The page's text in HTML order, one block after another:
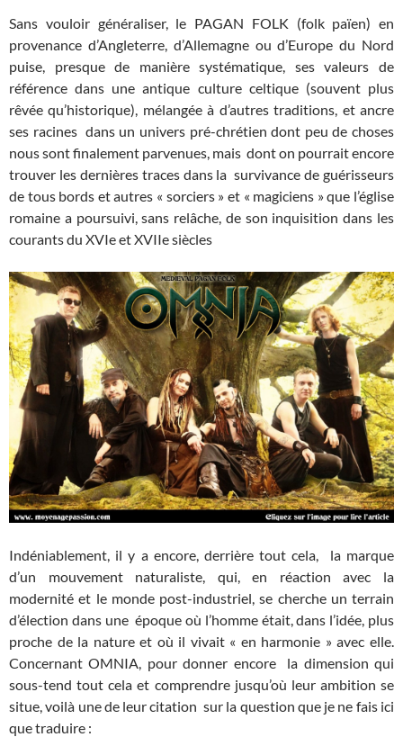
Sans vouloir généraliser, le PAGAN FOLK (folk païen) en
provenance d’Angleterre, d’Allemagne ou d’Europe du Nord
puise, presque de manière systématique, ses valeurs de
référence dans une antique culture celtique (souvent plus
rêvée qu’historique), mélangée à d’autres traditions, et ancre
ses racines dans un univers pré-chrétien dont peu de choses
nous sont finalement parvenues, mais dont on pourrait encore
trouver les dernières traces dans la survivance de guérisseurs
de tous bords et autres « sorciers » et « magiciens » que l’église
romaine a poursuivi, sans relâche, de son inquisition dans les
courants du XVIe et XVIIe siècles
Indéniablement, il y a encore, derrière tout cela, la marque
d’un mouvement naturaliste, qui, en réaction avec la
modernité et le monde post-industriel, se cherche un terrain
d’élection dans une époque où l’homme était, dans l’idée, plus
proche de la nature et où il vivait « en harmonie » avec elle.
Concernant OMNIA, pour donner encore la dimension qui
sous-tend tout cela et comprendre jusqu’où leur ambition se
situe, voilà une de leur citation sur la question que je ne fais ici
que traduire :